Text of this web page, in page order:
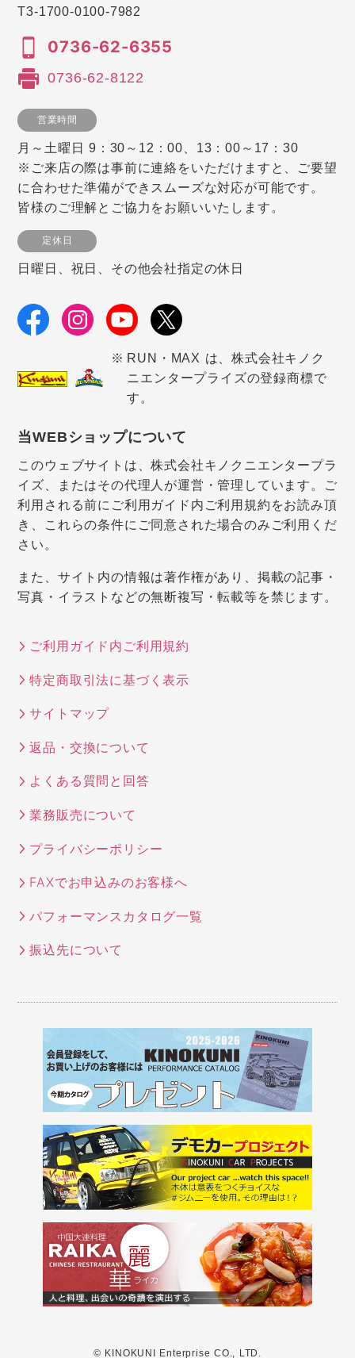
T3-1700-0100-7982
0736-62-6355
0736-62-8122
営業時間
月～土曜日 9：30～12：00、13：00～17：30
※ご来店の際は事前に連絡をいただけますと、ご要望
に合わせた準備ができスムーズな対応が可能です。
皆様のご理解とご協力をお願いいたします。
定休日
日曜日、祝日、その他会社指定の休日
RUN・MAX は、株式会社キノク
ニエンタープライズの登録商標で
す。
当WEBショップについて
このウェブサイトは、株式会社キノクニエンタープラ
イズ、またはその代理人が運営・管理しています。ご
利用される前にご利用ガイド内ご利用規約をお読み頂
き、これらの条件にご同意された場合のみご利用くだ
さい。
また、サイト内の情報は著作権があり、掲載の記事・
写真・イラストなどの無断複写・転載等を禁じます。
ご利用ガイド内ご利用規約
特定商取引法に基づく表示
サイトマップ
返品・交換について
よくある質問と回答
業務販売について
プライバシーポリシー
FAXでお申込みのお客様へ
パフォーマンスカタログ一覧
振込先について
© KINOKUNI Enterprise CO., LTD.